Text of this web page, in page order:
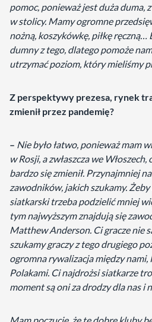
pomoc, ponieważ jest duża duma,
w stolicy. Mamy ogromne
nożną, koszykówkę, piłkę
dumny z tego, dlatego pomoże
utrzymać poziom, który mieliśmy
Z perspektywy prezesa, rynek
zmienił przez pandemię?
– Nie było łatwo, ponieważ mam
w Rosji, a zwłaszcza we
bardzo się zmienił. Przynajmniej
zawodników, jakich szukamy.
siatkarski trzeba podzielić mniej
tym najwyższym znajdują się
Matthew Anderson. Ci gracze nie
szukamy graczy z tego drugiego
ogromna rywalizacja między nami,
Polakami. Ci najdrożsi siatkarze
moment są oni za drodzy dla nas i